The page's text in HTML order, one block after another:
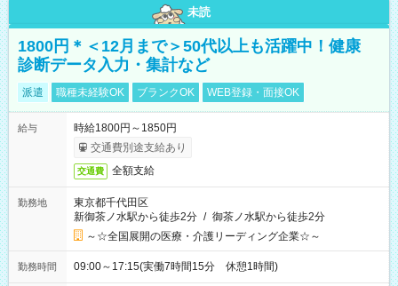
未読
1800円＊＜12月まで＞50代以上も活躍中！健康
診断データ入力・集計など
派遣 職種未経験OK ブランクOK WEB登録・面接OK
給与
時給1800円～1850円
交通費別途支給あり
交通費 全額支給
勤務地
東京都千代田区
新御茶ノ水駅から徒歩2分 / 御茶ノ水駅から徒歩2分
～☆全国展開の医療・介護リーディング企業☆～
勤務時間 09:00～17:15(実働7時間15分 休憩1時間)